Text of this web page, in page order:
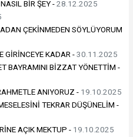
BİR ŞEY -28.12.2025
ÇEKİNMEDEN SÖYLÜYORUM
GİRİNCEYE KADAR -30.11.2025
BAYRAMINI BİZZAT YÖNETTİM -
ANIYORUZ - 19.10.2025
TEKRAR DÜŞÜNELİM -
AÇIK MEKTUP - 19.10.2025